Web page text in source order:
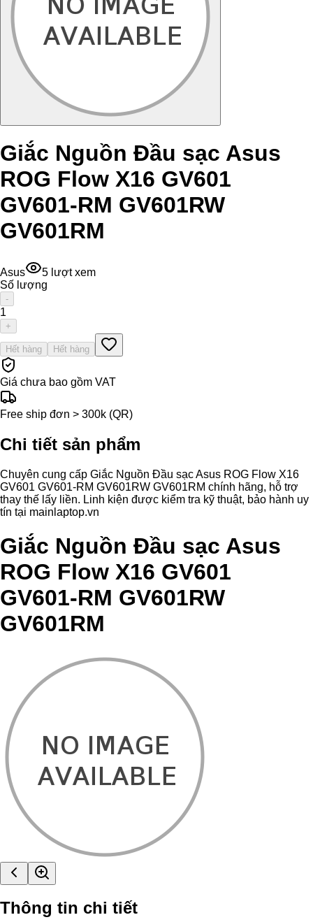
Giắc Nguồn Đầu sạc Asus
ROG Flow X16 GV601
GV601-RM GV601RW
GV601RM
Asus 5 lượt xem
Số lượng
-
1
+
Hết hàng Hết hàng
Giá chưa bao gồm VAT
Free ship đơn > 300k (QR)
Chi tiết sản phẩm
Chuyên cung cấp Giắc Nguồn Đầu sạc Asus ROG Flow X16
GV601 GV601-RM GV601RW GV601RM chính hãng, hỗ trợ
thay thế lấy liền. Linh kiện được kiểm tra kỹ thuật, bảo hành uy
tín tại mainlaptop.vn
Giắc Nguồn Đầu sạc Asus
ROG Flow X16 GV601
GV601-RM GV601RW
GV601RM
Thông tin chi tiết